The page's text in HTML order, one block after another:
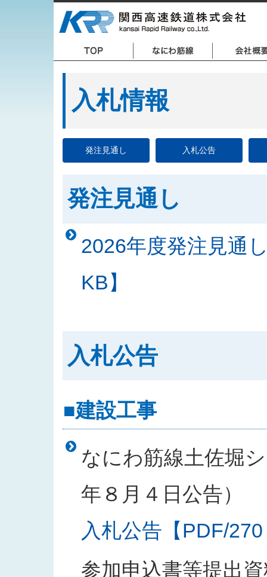
入札情報
発注見通し 入札公告
発注見通し
2026年度発注見通
KB】
入札公告
■建設工事
なにわ筋線土佐堀
年８月４日公告）
入札公告【PDF/
参加申込書等提出